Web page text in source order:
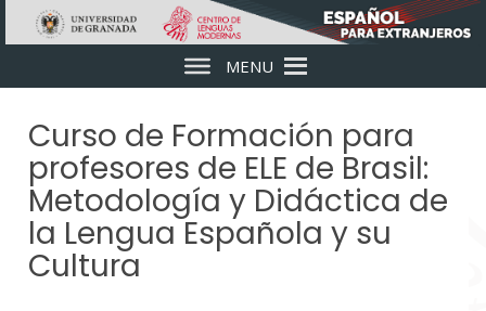
Skip to main content
MENU
Curso de Formación para
profesores de ELE de Brasil:
Metodología y Didáctica de
la Lengua Española y su
Cultura